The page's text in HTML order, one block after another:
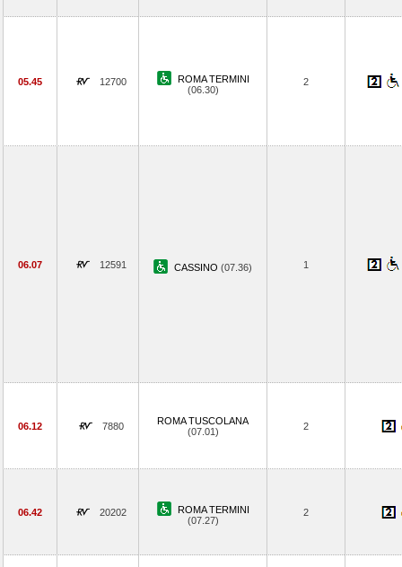
05.45 12700
ROMA TERMINI
(06.30)
2
06.07 12591 CASSINO (07.36) 1
06.12 7880
ROMA TUSCOLANA
(07.01)
2
06.42 20202
ROMA TERMINI
(07.27)
2